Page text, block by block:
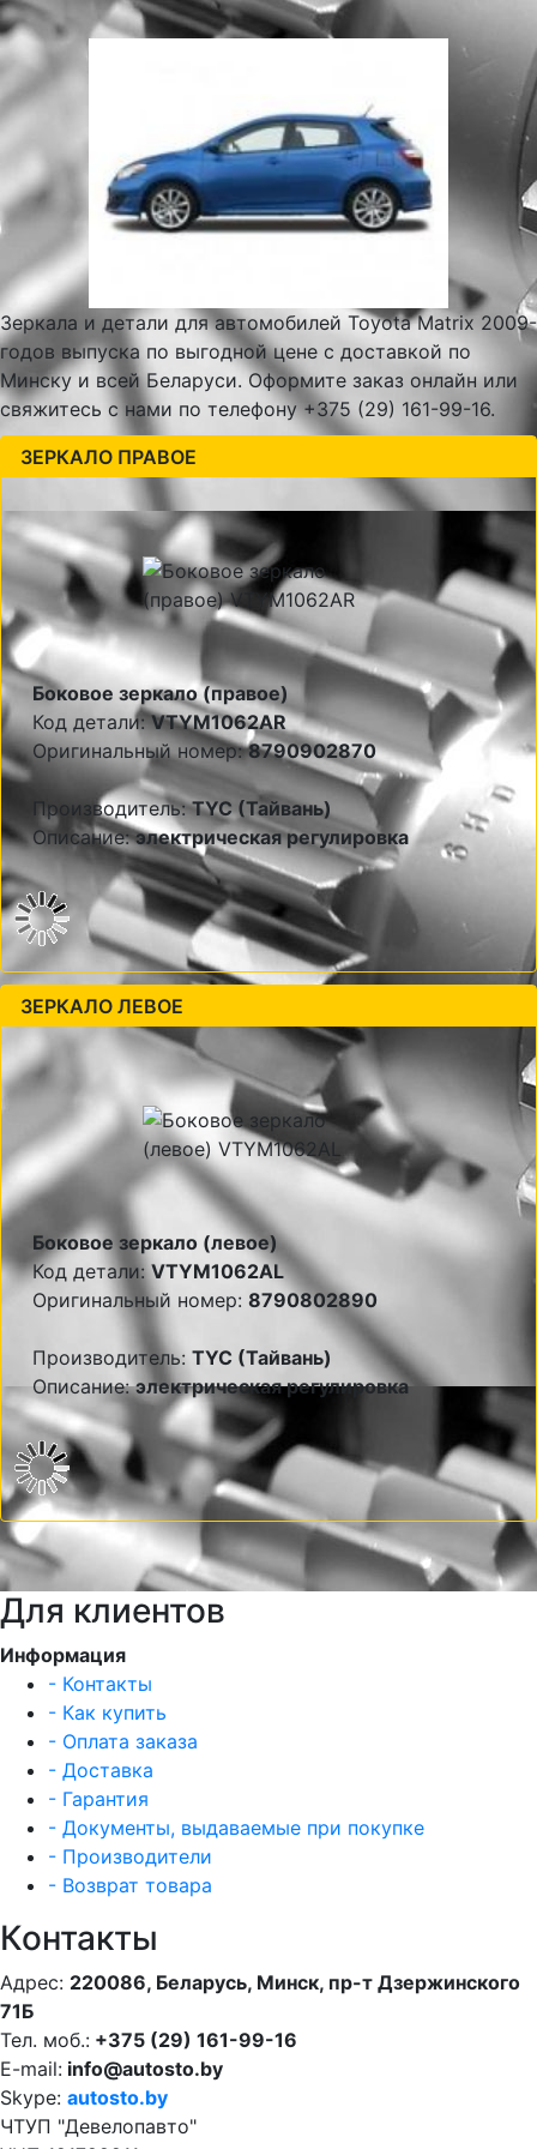
Зеркала и детали для автомобилей Toyota Matrix 2009-
годов выпуска по выгодной цене с доставкой по
Минску и всей Беларуси. Оформите заказ онлайн или
свяжитесь с нами по телефону +375 (29) 161-99-16.
ЗЕРКАЛО ПРАВОЕ
Боковое зеркало (правое)
Код детали:VTYM1062AR
Оригинальный номер:8790902870
Производитель:TYC (Тайвань)
Описание:электрическая регулировка
ЗЕРКАЛО ЛЕВОЕ
Боковое зеркало (левое)
Код детали: VTYM1062AL
Оригинальный номер: 8790802890
Производитель: TYC (Тайвань)
Описание:электрическая регулировка
Для клиентов
Информация
- Контакты
- Как купить
- Оплата заказа
- Доставка
- Гарантия
- Документы, выдаваемые при покупке
- Производители
- Возврат товара
Контакты
Адрес: 220086, Беларусь, Минск, пр-т Дзержинского
71Б
Тел. моб.: +375 (29) 161-99-16
E-mail: info@autosto.by
Skype: autosto.by
ЧТУП "Девелопавто"